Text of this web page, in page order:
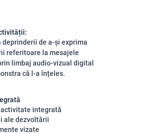
deprinderii de a-și exprima
referitoare la mesajele
limbaj audio-vizual digital
că l-a înțeles.
activitate integrată
ale dezvoltării
vizate